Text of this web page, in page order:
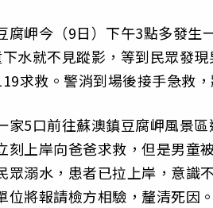
腐岬今（9日）下午3點多發
水就不見蹤影，等到民眾發
求救。警消到場後接手急救
家5口前往蘇澳鎮豆腐岬風景
刻上岸向爸爸求救，但是男童
眾溺水，患者已拉上岸，意識
位將報請檢方相驗，釐清死因。